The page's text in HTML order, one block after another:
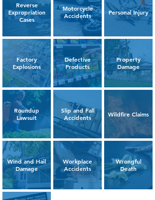
Reverse
Expropriation
Cases
Motorcycle
Accidents
Personal Injury
Factory
Explosions
Defective
Products
Property
Damage
Roundup
Lawsuit
Slip and Fall
Accidents
Wildfire Claims
Wind and Hail
Damage
Workplace
Accidents
Wrongful
Death